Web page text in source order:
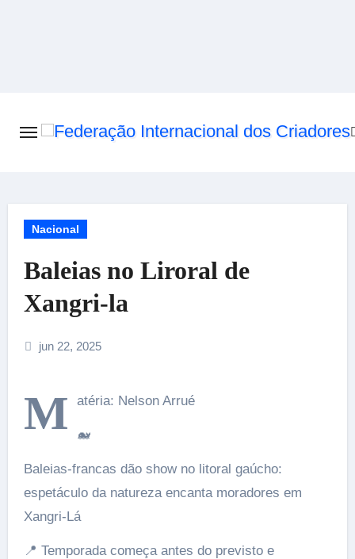
Nacional
Baleias no Liroral de
Xangri-la
jun 22, 2025
M atéria: Nelson Arrué
🐋
Baleias-francas dão show no litoral gaúcho:
espetáculo da natureza encanta moradores em
Xangri-Lá
📍 Temporada começa antes do previsto e